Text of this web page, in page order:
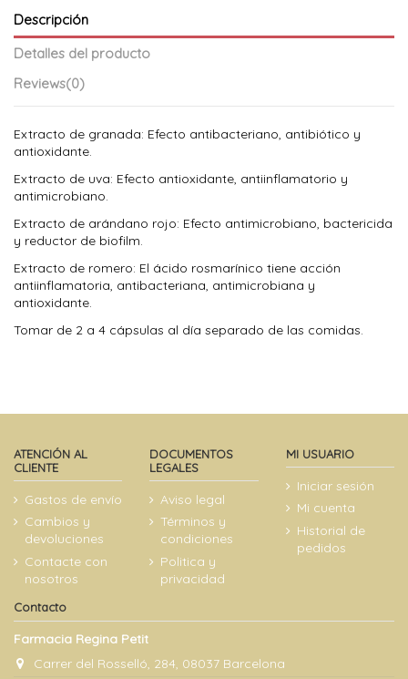
Descripción
Detalles del producto
Reviews(0)
Extracto de granada: Efecto antibacteriano, antibiótico y
antioxidante.
Extracto de uva: Efecto antioxidante, antiinflamatorio y
antimicrobiano.
Extracto de arándano rojo: Efecto antimicrobiano, bactericida
y reductor de biofilm.
Extracto de romero: El ácido rosmarínico tiene acción
antiinflamatoria, antibacteriana, antimicrobiana y
antioxidante.
Tomar de 2 a 4 cápsulas al día separado de las comidas.
ATENCIÓN AL
CLIENTE
Gastos de envío
Cambios y
devoluciones
Contacte con
nosotros
DOCUMENTOS
LEGALES
Aviso legal
Términos y
condiciones
Politica y
privacidad
MI USUARIO
Iniciar sesión
Mi cuenta
Historial de
pedidos
Contacto
Farmacia Regina Petit
Carrer del Rosselló, 284, 08037 Barcelona